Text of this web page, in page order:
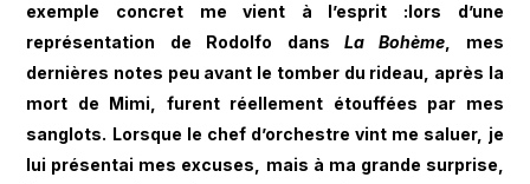
exemple concret me vient à l’esprit :lors d’une
représentation de Rodolfo dans La Bohème, mes
dernières notes peu avant le tomber du rideau, après la
mort de Mimi, furent réellement étouffées par mes
sanglots. Lorsque le chef d’orchestre vint me saluer, je
lui présentai mes excuses, mais à ma grande surprise,